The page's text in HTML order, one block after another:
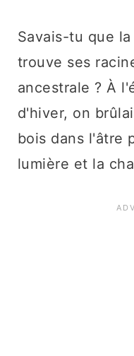
Savais-tu que
trouve ses
ancestrale ? À
d'hiver, on
bois dans l'âtre
lumière et la